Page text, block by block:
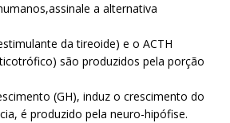
a alternativa
da tireoide) e o ACTH
são produzidos pela porção
(GH), induz o crescimento do
é produzido pela neuro-hipófise.